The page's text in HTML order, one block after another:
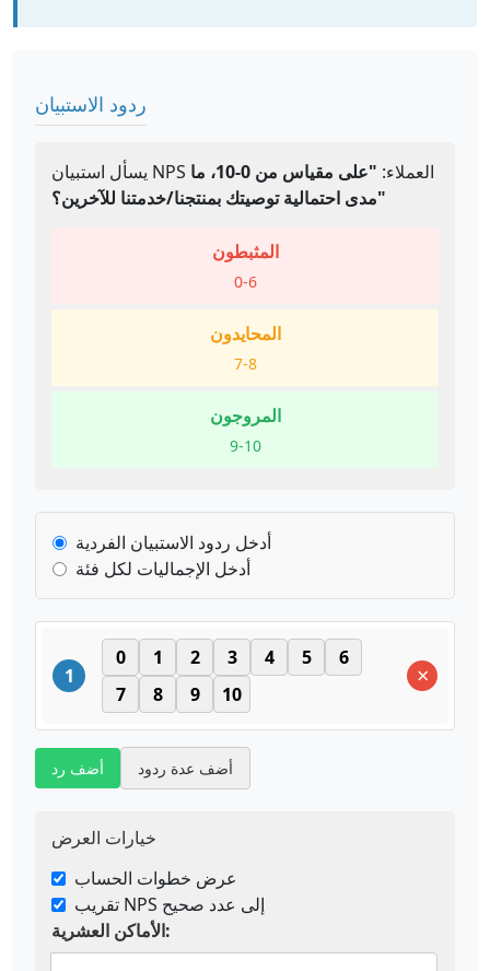
ردود الاستبيان
يسأل استبيان NPS العملاء:
"على مقياس من 0-10، ما
مدى احتمالية توصيتك بمنتجنا/خدمتنا للآخرين؟"
المثبطون
0-6
المحايدون
7-8
المروجون
9-10
أدخل ردود الاستبيان الفردية
أدخل الإجماليات لكل فئة
1
0 1 2 3 4 5
6
7
8 9 10
×
أضف رد أضف عدة ردود
خيارات العرض
عرض خطوات الحساب
تقريب NPS إلى عدد صحيح
الأماكن العشرية: